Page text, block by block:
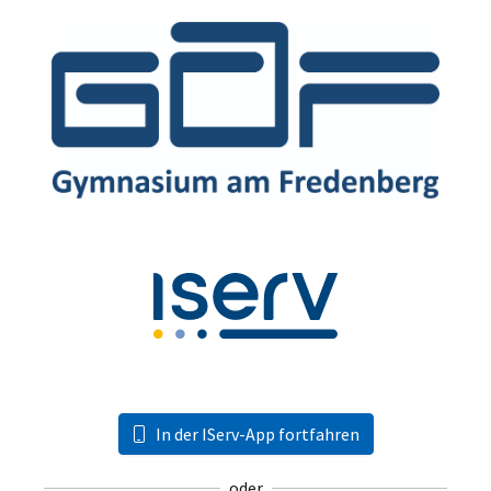
In der IServ-App fortfahren